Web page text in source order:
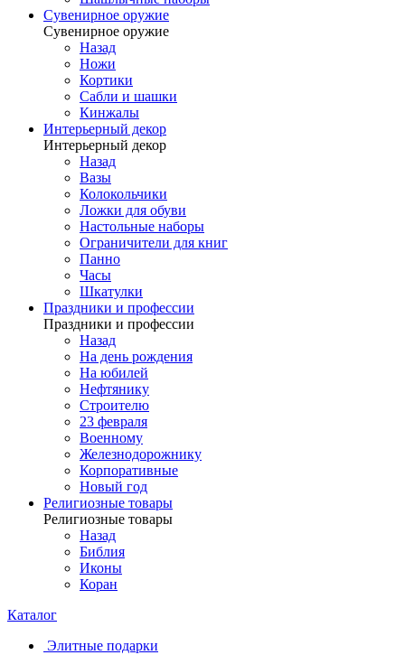
Сувенирное оружие
Сувенирное оружие
Назад
Ножи
Кортики
Сабли и шашки
Кинжалы
Интерьерный декор
Интерьерный декор
Назад
Вазы
Колокольчики
Ложки для обуви
Настольные наборы
Ограничители для книг
Панно
Часы
Шкатулки
Праздники и профессии
Праздники и профессии
Назад
На день рождения
На юбилей
Нефтянику
Строителю
23 февраля
Военному
Железнодорожнику
Корпоративные
Новый год
Религиозные товары
Религиозные товары
Назад
Библия
Иконы
Коран
Каталог
Элитные подарки